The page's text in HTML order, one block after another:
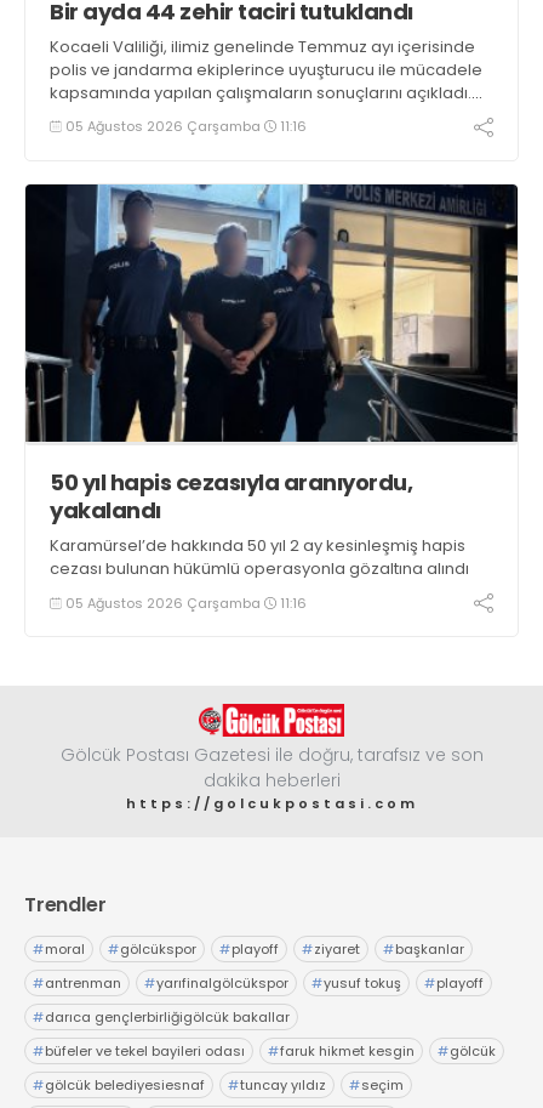
Bir ayda 44 zehir taciri tutuklandı
Kocaeli Valiliği, ilimiz genelinde Temmuz ayı içerisinde
polis ve jandarma ekiplerince uyuşturucu ile mücadele
kapsamında yapılan çalışmaların sonuçlarını açıkladı.
Çalışmalar sonucunda uyuşturucu ve uyarıcı madde
kullanan, ticaretini ve sevkiyatını yapan 44 şahıs
05 Ağustos 2026 Çarşamba 11:16
50 yıl hapis cezasıyla aranıyordu,
yakalandı
Karamürsel’de hakkında 50 yıl 2 ay kesinleşmiş hapis
cezası bulunan hükümlü operasyonla gözaltına alındı
05 Ağustos 2026 Çarşamba 11:16
Gölcük Postası Gazetesi ile doğru, tarafsız ve son
dakika heberleri
https://golcukpostasi.com
Trendler
#moral #gölcükspor #playoff #ziyaret #başkanlar
#antrenman #yarıfinalgölcükspor #yusuf tokuş #playoff
#darıca gençlerbirliğigölcük bakallar
#büfeler ve tekel bayileri odası #faruk hikmet kesgin #gölcük
#gölcük belediyesiesnaf #tuncay yıldız #seçim